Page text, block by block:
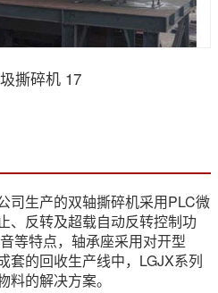
撕碎机 17
司生产的双轴撕碎机采用PLC微
、反转及超载自动反转控制功
等特点，轴承座采用对开型
套的回收生产线中，LGJX系列
的解决方案。